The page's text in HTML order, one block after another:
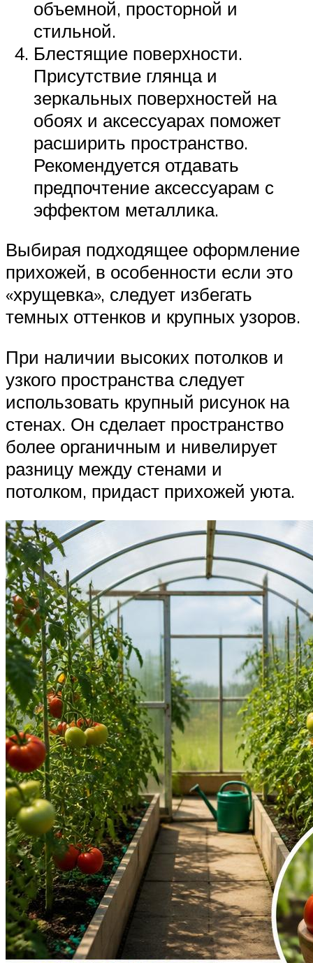
объемной, просторной и
стильной.
Блестящие поверхности.
Присутствие глянца и
зеркальных поверхностей на
обоях и аксессуарах поможет
расширить пространство.
Рекомендуется отдавать
предпочтение аксессуарам с
эффектом металлика.
Выбирая подходящее оформление
прихожей, в особенности если это
«хрущевка», следует избегать
темных оттенков и крупных узоров.
При наличии высоких потолков и
узкого пространства следует
использовать крупный рисунок на
стенах. Он сделает пространство
более органичным и нивелирует
разницу между стенами и
потолком, придаст прихожей уюта.